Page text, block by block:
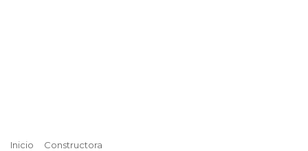
Inicio Constructora